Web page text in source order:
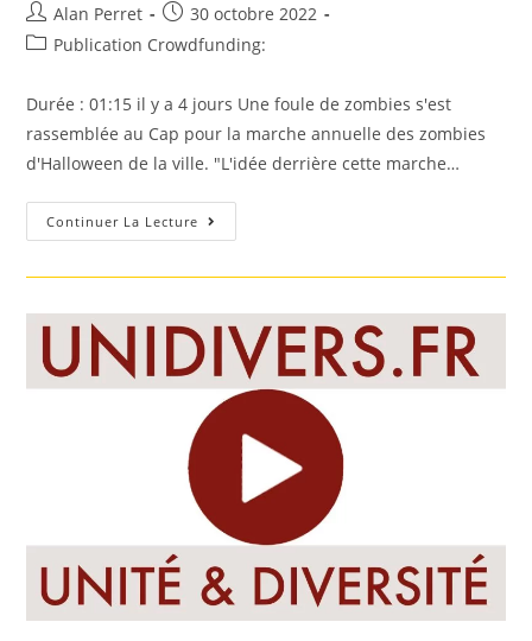
Auteur/autrice
de
Alan Perret
Post
published:
30 octobre 2022
PostPublication Crowdfunding:
Durée : 01:15 il y a 4 jours Une foule de zombies s'est
rassemblée au Cap pour la marche annuelle des zombies
d'Halloween de la ville. "L'idée derrière cette marche…
Continuer La Lecture Afrique
Du
Un
Zombies
« Caritatif »
Dans
Les
Rues
Du
Cap
Pour
Halloween